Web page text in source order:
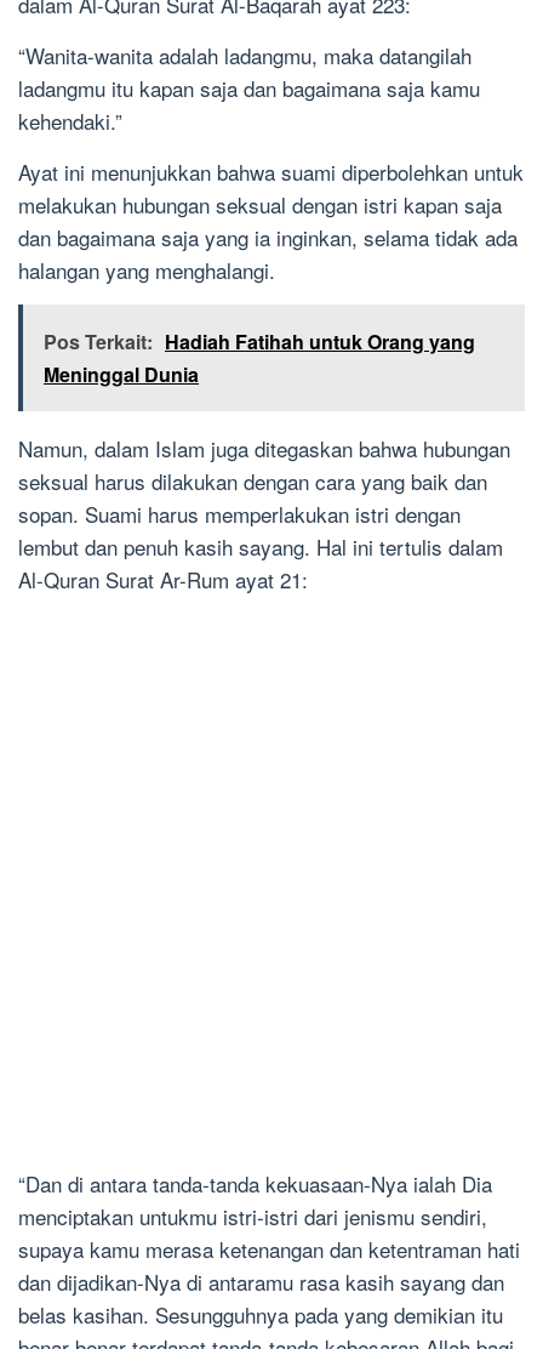
“Wanita-wanita adalah ladangmu, maka datangilah
ladangmu itu kapan saja dan bagaimana saja kamu
kehendaki.”
Ayat ini menunjukkan bahwa suami diperbolehkan untuk
melakukan hubungan seksual dengan istri kapan saja
dan bagaimana saja yang ia inginkan, selama tidak ada
halangan yang menghalangi.
Pos Terkait: Hadiah Fatihah untuk Orang yang
Meninggal Dunia
Namun, dalam Islam juga ditegaskan bahwa hubungan
seksual harus dilakukan dengan cara yang baik dan
sopan. Suami harus memperlakukan istri dengan
lembut dan penuh kasih sayang. Hal ini tertulis dalam
Al-Quran Surat Ar-Rum ayat 21:
“Dan di antara tanda-tanda kekuasaan-Nya ialah Dia
menciptakan untukmu istri-istri dari jenismu sendiri,
supaya kamu merasa ketenangan dan ketentraman hati
dan dijadikan-Nya di antaramu rasa kasih sayang dan
belas kasihan. Sesungguhnya pada yang demikian itu